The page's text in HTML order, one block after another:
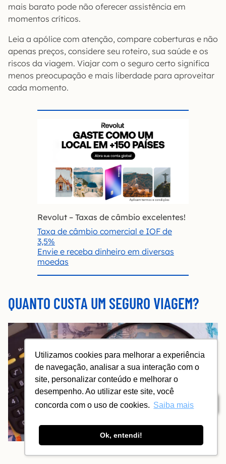
Utilizamos cookies para melhorar a experiência
de navegação, analisar a sua interação com o
site, personalizar conteúdo e melhorar o
desempenho. Ao utilizar este site, você
concorda com o uso de cookies. Saiba mais
Ok, entendi!
Índice
mais barato pode não oferecer assistência em
momentos críticos.
Leia a apólice com atenção, compare coberturas e não
apenas preços, considere seu roteiro, sua saúde e os
riscos da viagem. Viajar com o seguro certo significa
menos preocupação e mais liberdade para aproveitar
cada momento.
Revolut – Taxas de câmbio excelentes!
Taxa de câmbio comercial e IOF de
3,5%
Envie e receba dinheiro em diversas
moedas
QUANTO CUSTA UM SEGURO VIAGEM?